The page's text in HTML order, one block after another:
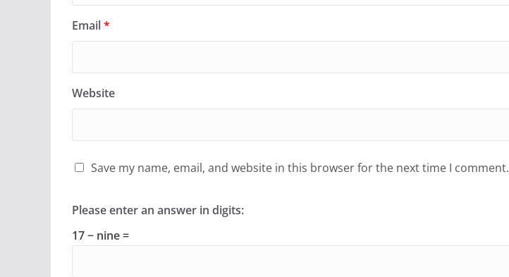
Email*
Website
Save my name, email, and website in this browser for the next time I comment.
Please enter an answer in digits:
17 − nine =